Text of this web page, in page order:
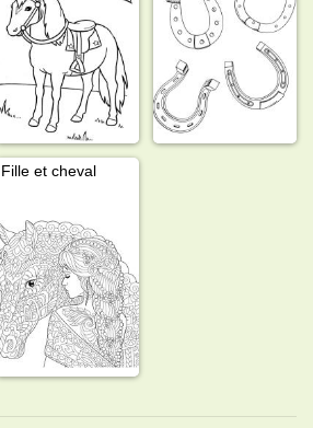
Fille et cheval